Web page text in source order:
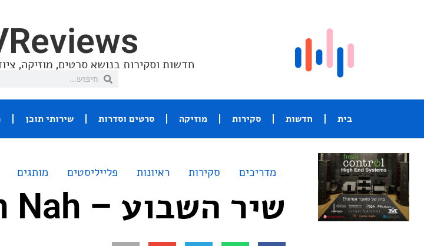
חדשות וסקירות בנושא סרטים, מוזיקה,
בית חדשות סקירות מוזיקה סרטים וסדרות שירותי תוכן
מדריכים סקירות ראיונות פלייליסטים מותגים
שיר השבוע – Youn Sun Nah